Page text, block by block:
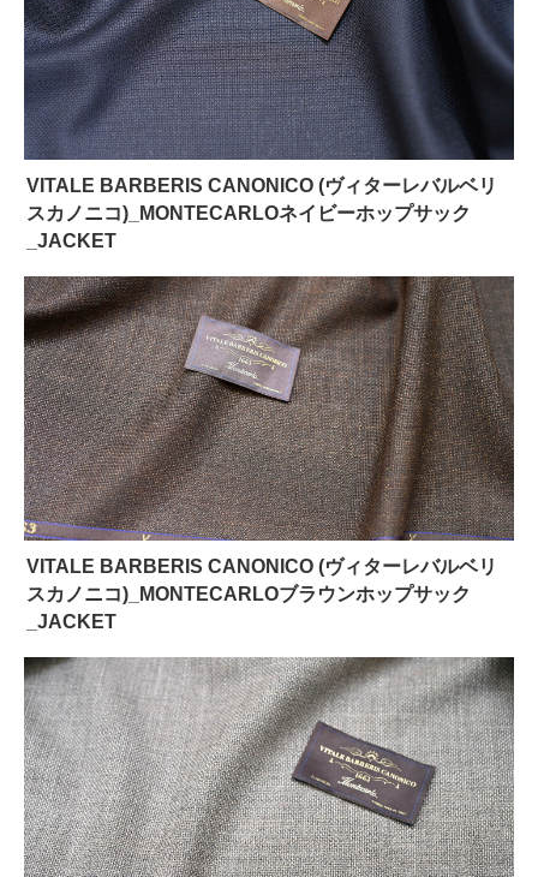
VITALE BARBERIS CANONICO (ヴィターレバルベリ
スカノニコ)_MONTECARLOネイビーホップサック
_JACKET
VITALE BARBERIS CANONICO (ヴィターレバルベリ
スカノニコ)_MONTECARLOブラウンホップサック
_JACKET